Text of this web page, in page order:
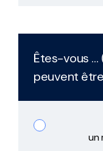
Êtes-vous …
peuvent
un